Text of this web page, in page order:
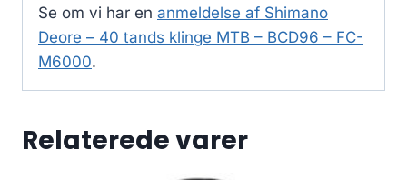
Se om vi har en anmeldelse af Shimano
Deore – 40 tands klinge MTB – BCD96 – FC-
M6000.
Relaterede varer